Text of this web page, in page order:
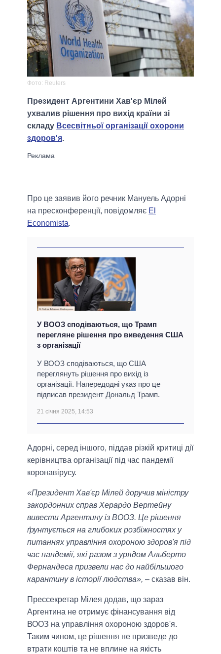
Фото: Reuters
Президент Аргентини Хав'єр Мілей
ухвалив рішення про вихід країни зі
складу Всесвітньої організації охорони
здоров'я.
Про це заявив його речник Мануель Адорні
на пресконференції, повідомляє El
Economista.
У ВООЗ сподіваються, що Трамп
перегляне рішення про виведення США
з організації
У ВООЗ сподіваються, що США
переглянуть рішення про вихід із
організації. Напередодні указ про це
підписав президент Дональд Трамп.
21 січня 2025, 14:53
Адорні, серед іншого, піддав різкій критиці дії
керівництва організації під час пандемії
коронавірусу.
«Президент Хав'єр Мілей доручив міністру
закордонних справ Херардо Вертейну
вивести Аргентину із ВООЗ. Це рішення
ґрунтується на глибоких розбіжностях у
питаннях управління охороною здоров'я під
час пандемії, які разом з урядом Альберто
Фернандеса призвели нас до найбільшого
карантину в історії людства», – сказав він.
Прессекретар Мілея додав, що зараз
Аргентина не отримує фінансування від
ВООЗ на управління охороною здоров'я.
Таким чином, це рішення не призведе до
втрати коштів та не вплине на якість